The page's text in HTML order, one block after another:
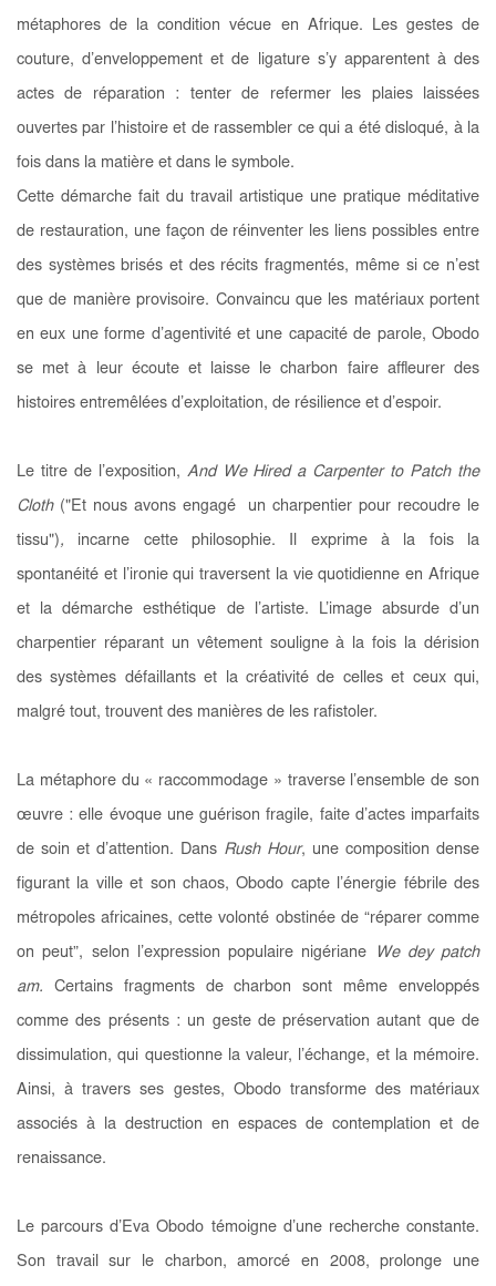
métaphores de la condition vécue en Afrique. Les gestes de
couture, d’enveloppement et de ligature s’y apparentent à des
actes de réparation : tenter de refermer les plaies laissées
ouvertes par l’histoire et de rassembler ce qui a été disloqué, à la
fois dans la matière et dans le symbole.
Cette démarche fait du travail artistique une pratique méditative
de restauration, une façon de réinventer les liens possibles entre
des systèmes brisés et des récits fragmentés, même si ce n’est
que de manière provisoire. Convaincu que les matériaux portent
en eux une forme d’agentivité et une capacité de parole, Obodo
se met à leur écoute et laisse le charbon faire affleurer des
histoires entremêlées d’exploitation, de résilience et d’espoir.
Le titre de l’exposition, And We Hired a Carpenter to Patch the
Cloth("Et nous avons engagé un charpentier pour recoudre le
tissu"), incarne cette philosophie. Il exprime à la fois la
spontanéité et l’ironie qui traversent la vie quotidienne en Afrique
et la démarche esthétique de l’artiste. L’image absurde d’un
charpentier réparant un vêtement souligne à la fois la dérision
des systèmes défaillants et la créativité de celles et ceux qui,
malgré tout, trouvent des manières de les rafistoler.
La métaphore du « raccommodage » traverse l’ensemble de son
œuvre : elle évoque une guérison fragile, faite d’actes imparfaits
de soin et d’attention. Dans Rush Hour, une composition dense
figurant la ville et son chaos, Obodo capte l’énergie fébrile des
métropoles africaines, cette volonté obstinée de “réparer comme
on peut”, selon l’expression populaire nigériane We dey patch
am. Certains fragments de charbon sont même enveloppés
comme des présents : un geste de préservation autant que de
dissimulation, qui questionne la valeur, l’échange, et la mémoire.
Ainsi, à travers ses gestes, Obodo transforme des matériaux
associés à la destruction en espaces de contemplation et de
renaissance.
Le parcours d’Eva Obodo témoigne d’une recherche constante.
Son travail sur le charbon, amorcé en 2008, prolonge une